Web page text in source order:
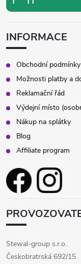
INFORMACE
Obchodní podmínky
Možnosti platby a
Reklamační řád
Výdejní místo
Nákup na splátky
Blog
Affiliate program
Stewal-group s.r.o.
Českobratrská 692/15